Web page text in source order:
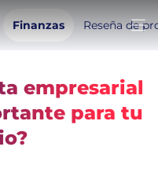
Finanzas Reseña de
empresarial
para tu
empresarial
Planeación financiera